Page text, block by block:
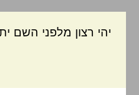
יהי רצון מלפני השם